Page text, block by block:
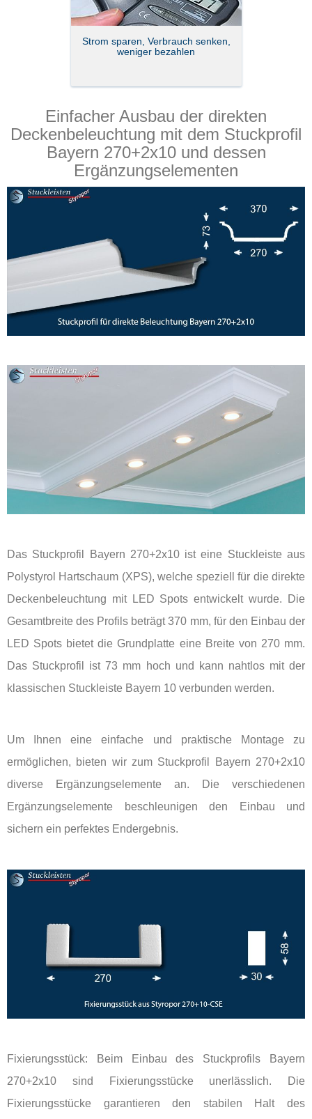
Strom sparen, Verbrauch senken,
weniger bezahlen
Einfacher Ausbau der direkten
Deckenbeleuchtung mit dem Stuckprofil
Bayern 270+2x10 und dessen
Ergänzungselementen
Das Stuckprofil Bayern 270+2x10 ist eine Stuckleiste aus
Polystyrol Hartschaum (XPS), welche speziell für die direkte
Deckenbeleuchtung mit LED Spots entwickelt wurde. Die
Gesamtbreite des Profils beträgt 370 mm, für den Einbau der
LED Spots bietet die Grundplatte eine Breite von 270 mm.
Das Stuckprofil ist 73 mm hoch und kann nahtlos mit der
klassischen Stuckleiste Bayern 10 verbunden werden.
Um Ihnen eine einfache und praktische Montage zu
ermöglichen, bieten wir zum Stuckprofil Bayern 270+2x10
diverse Ergänzungselemente an. Die verschiedenen
Ergänzungselemente beschleunigen den Einbau und
sichern ein perfektes Endergebnis.
Fixierungsstück: Beim Einbau des Stuckprofils Bayern
270+2x10 sind Fixierungsstücke unerlässlich. Die
Fixierungsstücke garantieren den stabilen Halt des